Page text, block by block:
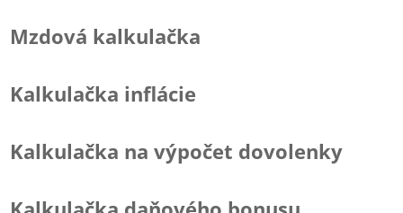
Mzdová kalkulačka
Kalkulačka inflácie
Kalkulačka na výpočet dovolenky